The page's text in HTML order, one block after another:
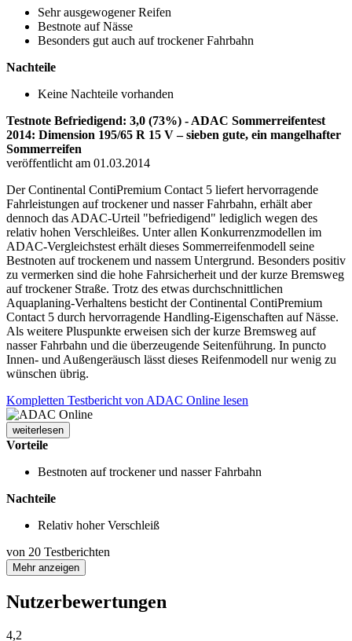
Sehr ausgewogener Reifen
Bestnote auf Nässe
Besonders gut auch auf trockener Fahrbahn
Nachteile
Keine Nachteile vorhanden
Testnote Befriedigend: 3,0 (73%) - ADAC Sommerreifentest
2014: Dimension 195/65 R 15 V – sieben gute, ein mangelhafter
Sommerreifen
veröffentlicht am 01.03.2014
Der Continental ContiPremium Contact 5 liefert hervorragende
Fahrleistungen auf trockener und nasser Fahrbahn, erhält aber
dennoch das ADAC-Urteil "befriedigend" lediglich wegen des
relativ hohen Verschleißes. Unter allen Konkurrenzmodellen im
ADAC-Vergleichstest erhält dieses Sommerreifenmodell seine
Bestnoten auf trockenem und nassem Untergrund. Besonders positiv
zu vermerken sind die hohe Fahrsicherheit und der kurze Bremsweg
auf trockener Straße. Trotz des etwas durchschnittlichen
Aquaplaning-Verhaltens besticht der Continental ContiPremium
Contact 5 durch hervorragende Handling-Eigenschaften auf Nässe.
Als weitere Pluspunkte erweisen sich der kurze Bremsweg auf
nasser Fahrbahn und die überzeugende Seitenführung. In puncto
Innen- und Außengeräusch lässt dieses Reifenmodell nur wenig zu
wünschen übrig.
Kompletten Testbericht von ADAC Online lesen
weiterlesen
Vorteile
Bestnoten auf trockener und nasser Fahrbahn
Nachteile
Relativ hoher Verschleiß
von 20 Testberichten
Mehr anzeigen
Nutzerbewertungen
4,2